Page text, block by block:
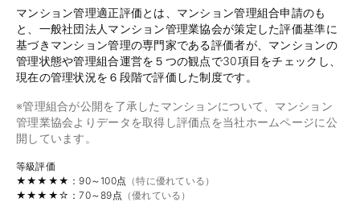
マンション管理適正評価とは、マンション管理組合申請のも
と、一般社団法人マンション管理業協会が策定した評価基準に
基づきマンション管理の専門家である評価者が、マンションの
管理状態や管理組合運営を５つの観点で30項目をチェックし、
現在の管理状況を６段階で評価した制度です。
※管理組合が公開を了承したマンションについて、マンション
管理業協会よりデータを取得し評価点を当社ホームページに公
開しています。
等級評価
★★★★★：90～100点 （特に優れている）
★★★★☆：70～89点 （優れている）